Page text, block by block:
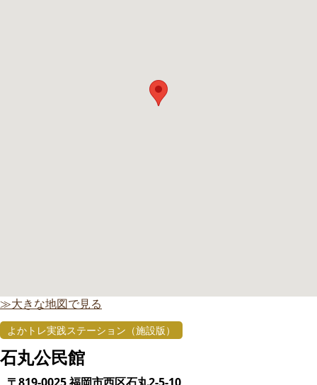
≫大きな地図で見る
よかトレ実践ステーション（施設版）
石丸公民館
〒819-0025 福岡市西区石丸2-5-10